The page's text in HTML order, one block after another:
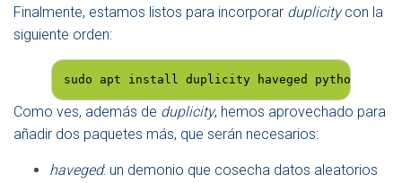
Finalmente, estamos listos para incorporar duplicitycon la
siguiente orden:
sudo apt install duplicity haveged python-boto
Como ves, además de duplicity, hemos aprovechado para
añadir dos paquetes más, que serán necesarios:
haveged: un demonio que cosecha datos aleatorios